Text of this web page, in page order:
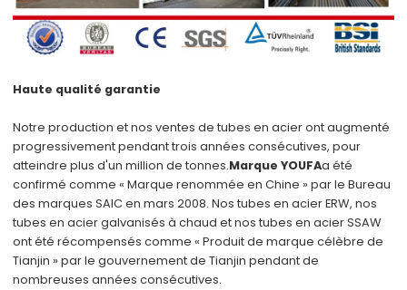
Haute qualité garantie
Notre production et nos ventes de tubes en acier ont augmenté
progressivement pendant trois années consécutives, pour
atteindre plus d'un million de tonnes.Marque YOUFAa été
confirmé comme « Marque renommée en Chine » par le Bureau
des marques SAIC en mars 2008. Nos tubes en acier ERW, nos
tubes en acier galvanisés à chaud et nos tubes en acier SSAW
ont été récompensés comme « Produit de marque célèbre de
Tianjin » par le gouvernement de Tianjin pendant de
nombreuses années consécutives.